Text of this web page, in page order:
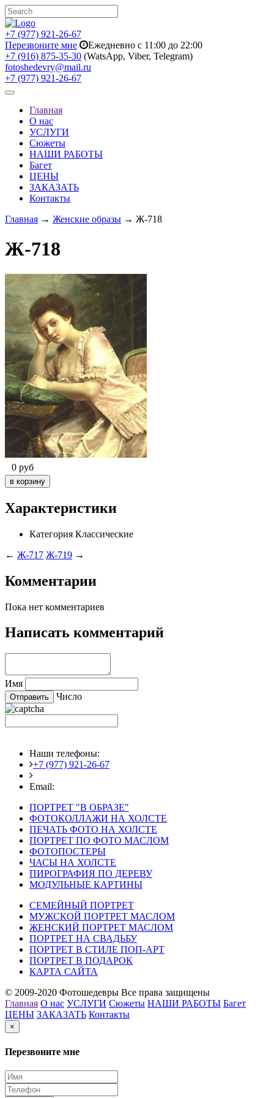
+7 (977) 921-26-67
Перезвоните мне
Ежедневно с 11:00 до 22:00
+7 (916) 875-35-30 (WatsApp, Viber, Telegram)
fotoshedevry@mail.ru
+7 (977) 921-26-67
Toggle
navigationГлавная
О нас
УСЛУГИ
Сюжеты
НАШИ РАБОТЫ
Багет
ЦЕНЫ
ЗАКАЗАТЬ
Контакты
Главная → Женские образы → Ж-718
Ж-718
0 руб
Характеристики
Категория Классические
← Ж-717 Ж-719 →
Комментарии
Пока нет комментариев
Написать комментарий
Имя
Число
Наши телефоны:
+7 (977) 921-26-67
Email:
ПОРТРЕТ "В ОБРАЗЕ"
ФОТОКОЛЛАЖИ НА ХОЛСТЕ
ПЕЧАТЬ ФОТО НА ХОЛСТЕ
ПОРТРЕТ ПО ФОТО МАСЛОМ
ФОТОПОСТЕРЫ
ЧАСЫ НА ХОЛСТЕ
ПИРОГРАФИЯ ПО ДЕРЕВУ
МОДУЛЬНЫЕ КАРТИНЫ
СЕМЕЙНЫЙ ПОРТРЕТ
МУЖСКОЙ ПОРТРЕТ МАСЛОМ
ЖЕНСКИЙ ПОРТРЕТ МАСЛОМ
ПОРТРЕТ НА СВАДЬБУ
ПОРТРЕТ В СТИЛЕ ПОП-АРТ
ПОРТРЕТ В ПОДАРОК
КАРТА САЙТА
© 2009-2020 Фотошедевры Все права защищены
Главная О нас УСЛУГИ Сюжеты НАШИ РАБОТЫ Багет
ЦЕНЫ ЗАКАЗАТЬ Контакты
×
Перезвоните мне